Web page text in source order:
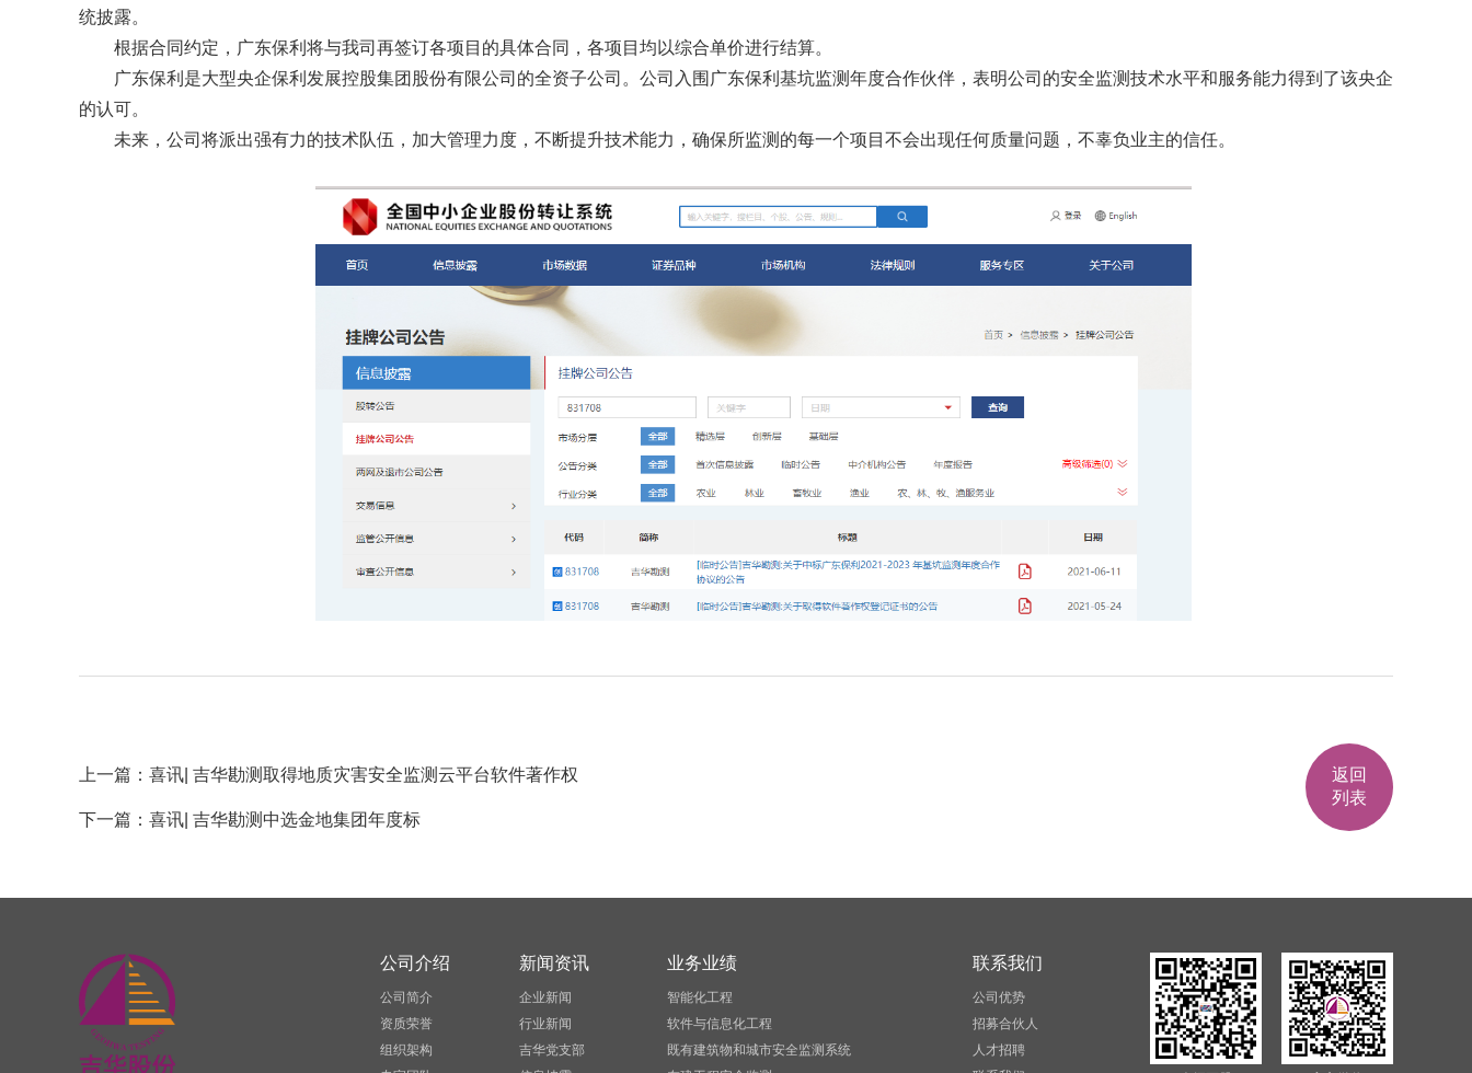
统披露。
根据合同约定，广东保利将与我司再签订各项目的具体合同，各项目均以综合单价进行结算。
广东保利是大型央企保利发展控股集团股份有限公司的全资子公司。公司入围广东保利基坑监测年度合作伙伴，表明公司的安全监测技术水平和服务能力得到了该央企
的认可。
未来，公司将派出强有力的技术队伍，加大管理力度，不断提升技术能力，确保所监测的每一个项目不会出现任何质量问题，不辜负业主的信任。
上一篇：喜讯| 吉华勘测取得地质灾害安全监测云平台软件著作权
下一篇：喜讯| 吉华勘测中选金地集团年度标
返回
列表
公司介绍
公司简介
资质荣誉
组织架构
新闻资讯
企业新闻
行业新闻
吉华党支部
业务业绩
智能化工程
软件与信息化工程
既有建筑物和城市安全监测系统
联系我们
公司优势
招募合伙人
人才招聘